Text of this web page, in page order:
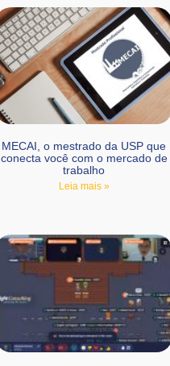
MECAI, o mestrado da USP que
conecta você com o mercado de
trabalho
Leia mais »